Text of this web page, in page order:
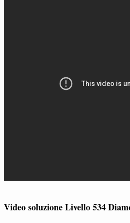
Video soluzione Livello 534